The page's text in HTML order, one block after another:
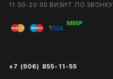
11:00-20:00 ВИЗИТ ПО ЗВОНКУ
+7 (906) 855-11-55
Публичная оферта
Экспертиза/Вывоз за границу